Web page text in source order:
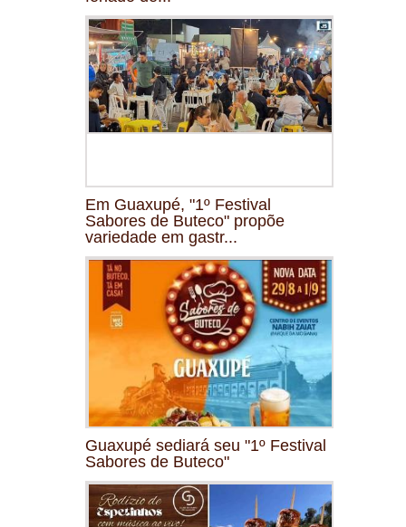
Em Guaxupé, "1º Festival
Sabores de Buteco" propõe
variedade em gastr...
Guaxupé sediará seu "1º Festival
Sabores de Buteco"